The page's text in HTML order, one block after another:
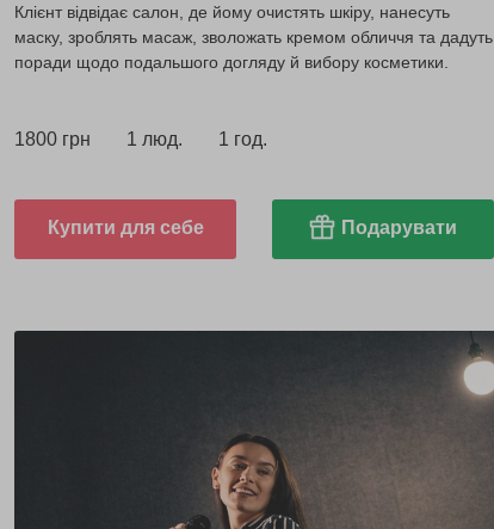
Клієнт відвідає салон, де йому очистять шкіру, нанесуть
маску, зроблять масаж, зволожать кремом обличчя та дадуть
поради щодо подальшого догляду й вибору косметики.
1800 грн 1 люд. 1 год.
Купити для себе Подарувати